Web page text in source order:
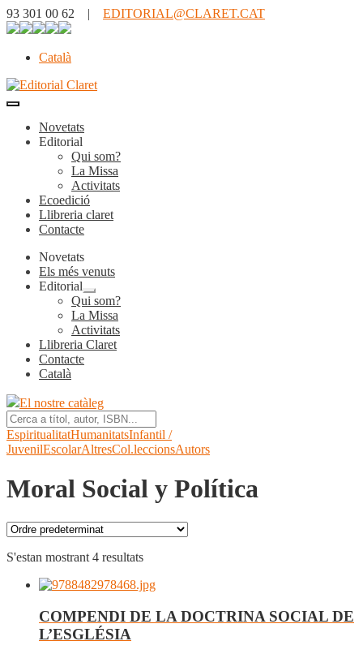
93 301 00 62 | EDITORIAL@CLARET.CAT
Català
Novetats
Editorial
Qui som?
La Missa
Activitats
Ecoedició
Llibreria claret
Contacte
Novetats
Els més venuts
Editorial
Expandeix
el
menú
secundari
Qui som?
La Missa
Activitats
Llibreria Claret
Contacte
Català
El nostre catàleg
EspiritualitatHumanitatsInfantil /
JuvenilEscolarAltresCol.leccionsAutors
Moral Social y Política
S'estan mostrant 4 resultats
COMPENDI DE LA DOCTRINA SOCIAL DE
L’ESGLÉSIA